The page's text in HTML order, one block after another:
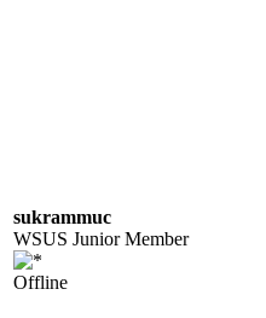
sukrammuc
WSUS Junior Member
Offline